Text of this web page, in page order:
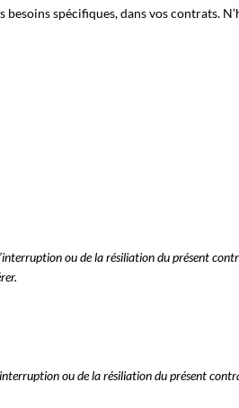
spécifiques, dans vos contrats.
ou de la résiliation du présent
ou de la résiliation du présent